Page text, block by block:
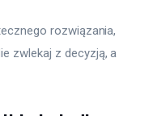
rozwiązania,
zwlekaj z decyzją, a